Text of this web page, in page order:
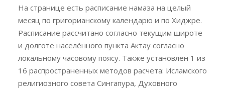
На странице есть расписание намаза на целый
месяц по григорианскому календарю и по Хиджре.
Расписание рассчитано согласно текущим широте
и долготе населённого пункта Актау согласно
локальному часовому поясу. Также установлен 1 из
16 распространенных методов расчета: Исламского
религиозного совета Сингапура, Духовного